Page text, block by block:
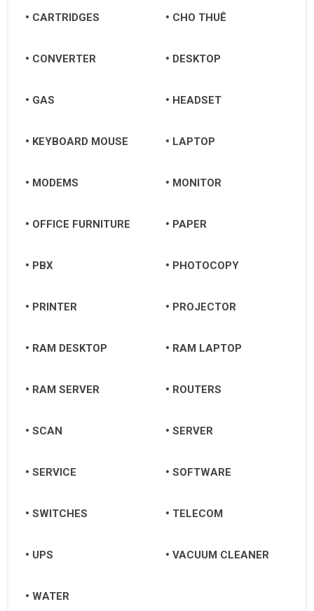
CARTRIDGES CHO THUÊ
CONVERTER DESKTOP
GAS HEADSET
KEYBOARD MOUSE LAPTOP
MODEMS MONITOR
OFFICE FURNITURE PAPER
PBX PHOTOCOPY
PRINTER PROJECTOR
RAM DESKTOP RAM LAPTOP
RAM SERVER ROUTERS
SCAN SERVER
SERVICE SOFTWARE
SWITCHES TELECOM
UPS VACUUM CLEANER
WATER